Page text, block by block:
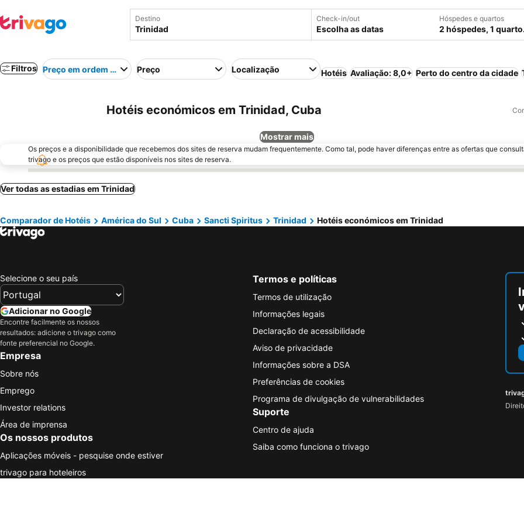
Destino Check-in/out
Escolha as datas
Hóspedes e quartos
2 hóspedes, 1 quarto.
Filtros Preço em ordem crescentePreço Localização Hotéis Avaliação: 8,0+ Perto do centro da cidade
Hotéis económicos em Trinidad, Cuba
Mostrar mais
Os preços e a disponibilidade que recebemos dos sites de reserva mudam frequentemente. Como tal, pode haver diferenças entre as ofertas que
trivago e os preços que estão disponíveis nos sites de reserva.
Ver todas as estadias em Trinidad
Comparador de Hotéis América do Sul Cuba Sancti Spiritus Trinidad Hotéis económicos em Trinidad
Selecione o seu país
Adicionar no Google
Encontre facilmente os nossos
resultados: adicione o trivago como
fonte preferencial no Google.
Empresa
Sobre nós
Emprego
Investor relations
Área de imprensa
Os nossos produtos
Aplicações móveis - pesquise onde estiver
trivago para hoteleiros
Termos e políticas
Termos de utilização
Informações legais
Declaração de acessibilidade
Aviso de privacidade
Informações sobre a DSA
Preferências de cookies
Programa de divulgação de vulnerabilidades
Suporte
Centro de ajuda
Saiba como funciona o trivago